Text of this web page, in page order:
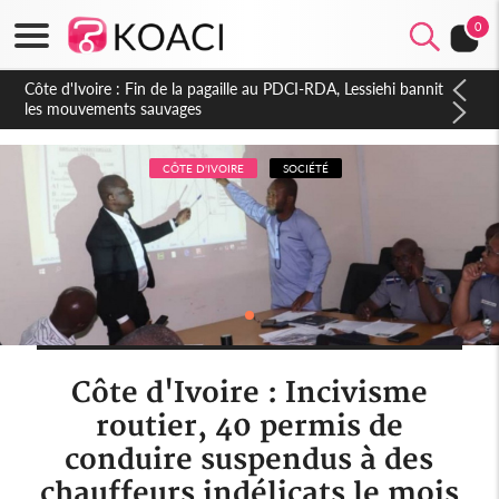
0
Côte d'Ivoire : Ouattara promet des sanctions contre les
déguerpissements illégaux
CÔTE D'IVOIRE SOCIÉTÉ
Côte d'Ivoire : Incivisme
routier, 40 permis de
conduire suspendus à des